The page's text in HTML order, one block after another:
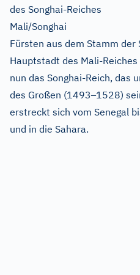
des Songhai-Reiches
Mali/Songhai
Fürsten aus dem Stamm der
Hauptstadt des Mali-
nun das Songhai-Reich, das
des Großen (1493–1528)
erstreckt sich vom Senegal
und in die Sahara.